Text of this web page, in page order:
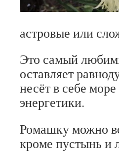
астровые или
Это самый
оставляет
несёт в себе
энергетики.
Ромашку можно
кроме пустынь и